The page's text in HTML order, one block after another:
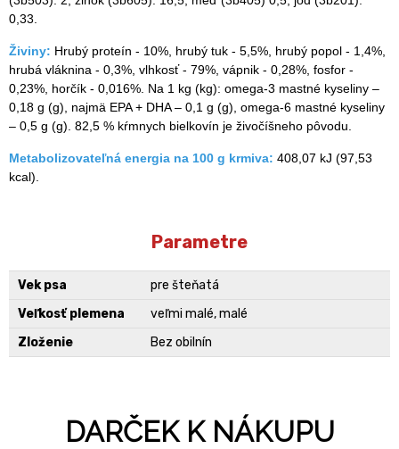
0,33.
Živiny: Hrubý proteín - 10%, hrubý tuk - 5,5%, hrubý popol - 1,4%,
hrubá vláknina - 0,3%, vlhkosť - 79%, vápnik - 0,28%, fosfor -
0,23%, horčík - 0,016%. Na 1 kg (kg): omega-3 mastné kyseliny –
0,18 g (g), najmä EPA + DHA – 0,1 g (g), omega-6 mastné kyseliny
– 0,5 g (g). 82,5 % kŕmnych bielkovín je živočíšneho pôvodu.
Metabolizovateľná energia na 100 g krmiva: 408,07 kJ (97,53
kcal).
Parametre
Vek psa
pre šteňatá
Veľkosť plemena
veľmi malé, malé
Zloženie
Bez obilnín
DARČEK K NÁKUPU